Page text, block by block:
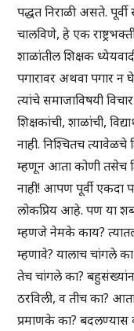
पद्धत निराळी असते.
चालविणे, हे एक
शाळांतील शिक्षक
पगारावर अथवा पगार न
त्यांचे समाजाविषयी
शिक्षकांची, शाळांची,
नाही. निश्चितच
म्हणून आता कोणी तसेच
नाही! आपण पूर्वी एकदा
लोकप्रिय आहे. पण या
म्हणजे नेमके काय?
म्हणावे? यालाच चांगले
तेच चांगले का?
ठरविली, व तीच का?
प्रमाणके का?